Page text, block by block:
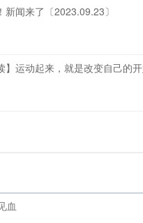
新闻来了〔2023.09.23〕
】运动起来，就是改变自己的